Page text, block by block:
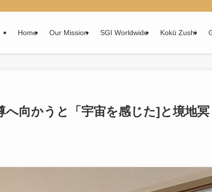
Home Our Mission SGI Worldwide Kokū Zushi
へ向かうと「宇宙を感じた]と境地冥